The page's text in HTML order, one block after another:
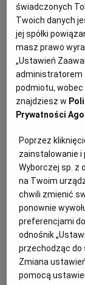
się w
Przewodnik
świadczonych
Twoich danych
jej spółki
masz prawo
„Ustawień
administratorem
podmiotu,
znajdziesz w
Prywatności
Poprzez
zainstalowanie i
Wyborczej sp. z
na Twoim
chwili zmienić
ponownie
preferencjami
odnośnik
przechodząc do
Zmiana
pomocą